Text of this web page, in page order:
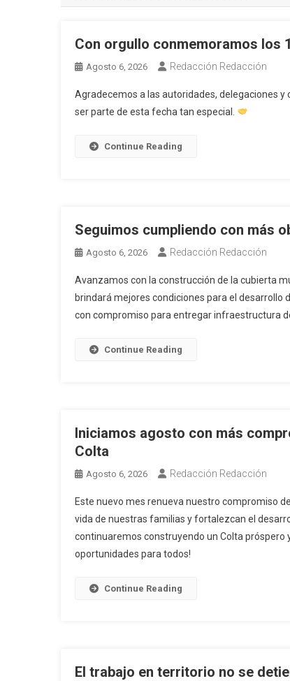
Con orgullo conmemoramos los
Agosto 6, 2026 Redacción Redacción
Agradecemos a las autoridades, delegaciones
ser parte de esta fecha tan especial.
Continue Reading
Seguimos cumpliendo con más
Agosto 6, 2026 Redacción Redacción
Avanzamos con la construcción de la cubierta
brindará mejores condiciones para el desarrollo
con compromiso para entregar infraestructura
Continue Reading
Iniciamos agosto con más
Colta
Agosto 6, 2026 Redacción Redacción
Este nuevo mes renueva nuestro compromiso
vida de nuestras familias y fortalezcan el
continuaremos construyendo un Colta próspero
oportunidades para todos!
Continue Reading
El trabajo en territorio no se